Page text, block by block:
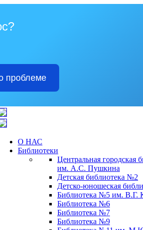
проблеме
О НАС
Библиотеки
Центральная городская
им. А.С. Пушкина
Детская библиотека №2
Детско-юношеская
Библиотека №5 им. В.Г.
Библиотека №6
Библиотека №7
Библиотека №9